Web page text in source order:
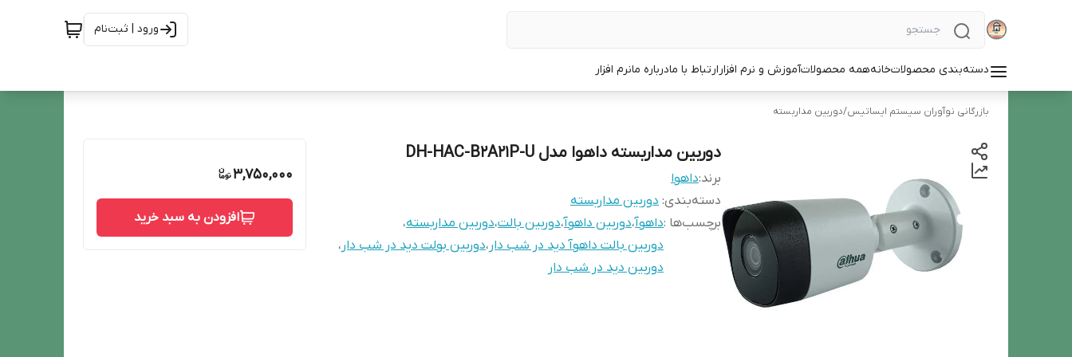
ورود | ثبت‌نام
دسته‌بندی محصولاتخانههمه محصولاتآموزش و نرم افزارارتباط با مادرباره مانرم افزار
بازرگانی نوآوران سیستم ایساتیس/دوربین‌ مداربسته
دوربین مداربسته داهوا مدل DH-HAC-B2A21P-U
برند:داهوا
دسته‌بندی: دوربین‌ مداربسته
برچسب‌ها :داهوآ،دوربین داهوآ،دوربین بالت،دوربین مداربسته،
دوربین بالت داهوآ دید در شب دار ،دوربین بولت دید در شب دار ،
دوربین دید در شب دار
3,750,000
افزودن به سبد خرید